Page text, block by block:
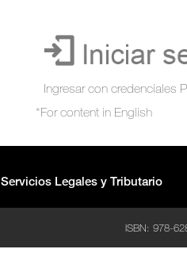
Servicios Legales y Tributario
ISBN: 978-